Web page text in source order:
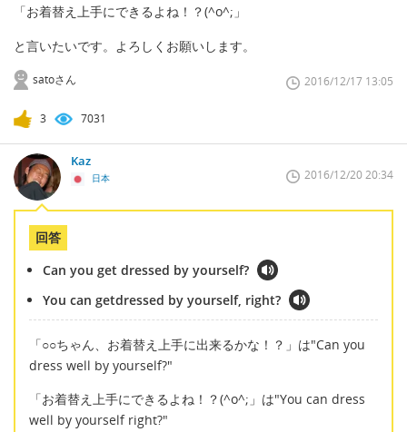
「お着替え上手にできるよね！？(^o^;」
と言いたいです。よろしくお願いします。
satoさん 2016/12/17 13:05
3 7031
Kaz
日本 2016/12/20 20:34
回答
Can you get dressed by yourself?
You can getdressed by yourself, right?
「○○ちゃん、お着替え上手に出来るかな！？」は"Can you
dress well by yourself?"
「お着替え上手にできるよね！？(^o^;」は"You can dress
well by yourself right?"